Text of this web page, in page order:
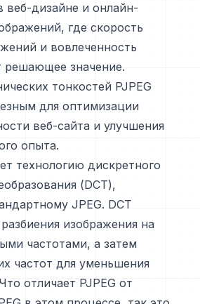
веб-дизайне и онлайн-
где скорость
и вовлеченность
решающее значение.
тонкостей PJPEG
для оптимизации
веб-сайта и улучшения
опыта.
технологию дискретного
(DCT),
JPEG. DCT
изображения на
частотами, а затем
частот для уменьшения
отличает PJPEG от